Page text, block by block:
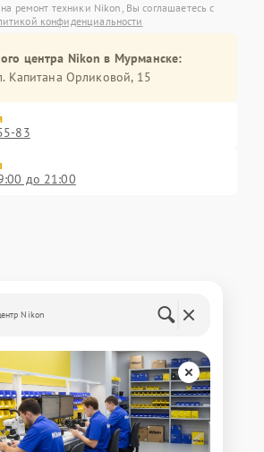
ремонт техники Nikon, Вы соглашаетесь с
конфиденциальности
центра Nikon в Мурманске:
Капитана Орликовой, 15
83
до 21:00
Nikon